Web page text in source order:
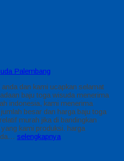
Palembang
dan kami ucapkan selamat
baju toga wisuda menerima
indonesia, kami menerima
besar dan harga baju toga
murah jika di bandingkan
kami produksi. harga
selengkapnya